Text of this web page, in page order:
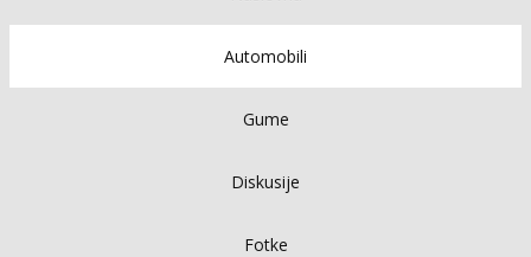
Automobili
Gume
Diskusije
Fotke